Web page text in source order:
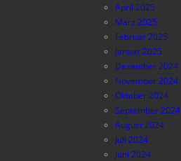
April 2025
März 2025
Februar 2025
Januar 2025
Dezember 2024
November 2024
Oktober 2024
September 2024
August 2024
Juli 2024
Juni 2024